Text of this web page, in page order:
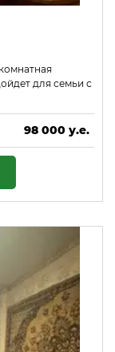
для семьи с
98 000 у.е.
4 214 000 ₴